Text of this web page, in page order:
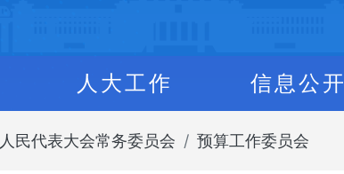
人大工作 信息公开
民代表大会常务委员会 预算工作委员会